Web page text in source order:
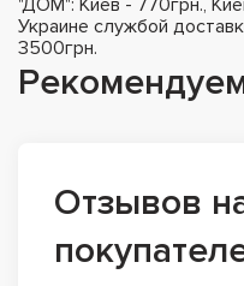
Украине службой
3500грн.
Отзывов